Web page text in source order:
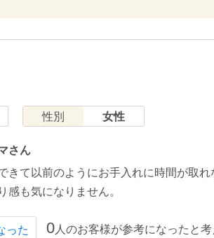
性別 女性
さん
きて以前のようにお手入れに時間が取
感も気になりません。
った 0人のお客様が参考になったと